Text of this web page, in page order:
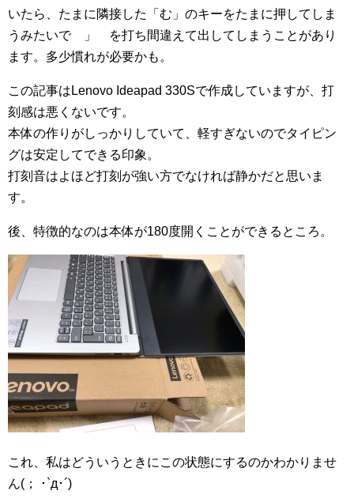
いたら、たまに隣接した「む」のキーをたまに押してしま
うみたいで 」 を打ち間違えて出してしまうことがあり
ます。多少慣れが必要かも。
この記事はLenovo Ideapad 330Sで作成していますが、打
刻感は悪くないです。
本体の作りがしっかりしていて、軽すぎないのでタイピン
グは安定してできる印象。
打刻音はよほど打刻が強い方でなければ静かだと思いま
す。
後、特徴的なのは本体が180度開くことができるところ。
これ、私はどういうときにこの状態にするのかわかりませ
ん(； ･`д･´)